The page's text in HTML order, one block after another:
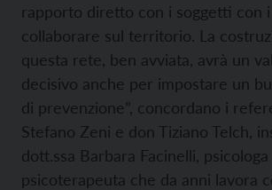
rapporto diretto con i soggetti con
collaborare sul territorio. La
questa rete, ben avviata, avrà un
decisivo anche per impostare un
di prevenzione”, concordano i
Stefano Zeni e don Tiziano Telch,
dott.ssa Barbara Facinelli, psicologa
psicoterapeuta che da anni lavora